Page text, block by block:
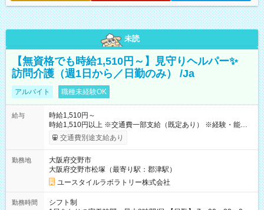
未読
【無資格でも時給1,510円～】見守りヘルパー✨
訪問介護（週1日から／日勤のみ） /Ja
アルバイト 職種未経験OK
給与
時給1,510円～
時給1,510円以上 ※交通費一部支給（既定あり） ※経験・能力を
考慮して決定します 【収入例】 週1回勤務の場合：1,510円×8時
間×4回=4万8,320円 週3回勤務の場合：1,510円×8時間×12回
1,600円 【試用期間】試用期間あり 試用期間の長さ：2ヶ月
※ 雇用形態と給与に、本採用時と異なる部分があります。 雇用
形態：本採用時と同じです。 給与：時給 1,180円以上
交通費別途支給あり
勤務地
大阪府交野市
大阪府交野市松塚（最寄り駅：郡津駅）
ユースタイルラボラトリー株式会社
勤務時間
シフト制